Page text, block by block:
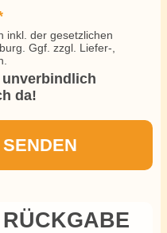
inkl. der gesetzlichen
Ggf. zzgl. Liefer-,
da!